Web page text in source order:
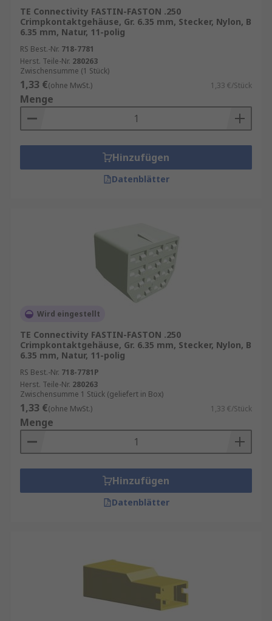
Polzahl:Wie viele Kontakte sollen
untergebracht werden?
Material:Kunststoff für
Standardanwendungen, Metall für erhöhte
Anforderungen.
Passend zu den
verwendeten Crimpkontakten und Kabeln.
Normen und Zertifikate:Achten Sie auf
VDE-, UL- oder andere Sicherheitsstandards.
TE Connectivity FASTIN-FASTON .250
Crimpkontaktgehäuse, Gr. 6.35 mm, Stecker, Nylon, B
6.35 mm, Natur, 11-polig
RS Best.-Nr. 718-7781
Herst. Teile-Nr. 280263
Zwischensumme (1 Stück)
1,33 €(ohne MwSt.) 1,33 €/Stück
Menge
Hinzufügen
Datenblätter
Wird eingestellt
TE Connectivity FASTIN-FASTON .250
Crimpkontaktgehäuse, Gr. 6.35 mm, Stecker, Nylon, B
6.35 mm, Natur, 11-polig
RS Best.-Nr. 718-7781P
Herst. Teile-Nr. 280263
Zwischensumme 1 Stück (geliefert in Box)
1,33 €(ohne MwSt.) 1,33 €/Stück
Menge
Hinzufügen
Datenblätter